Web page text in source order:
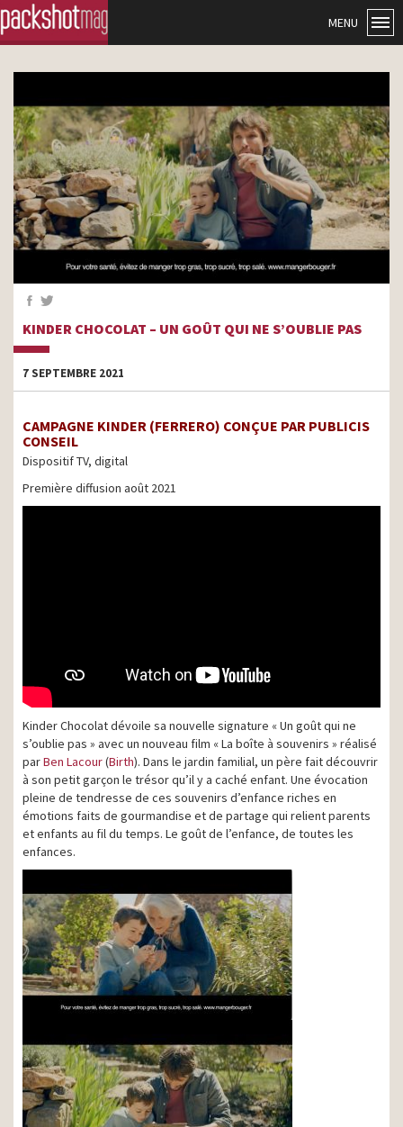
MENU
KINDER CHOCOLAT – UN GOÛT QUI NE S’OUBLIE PAS
7 SEPTEMBRE 2021
CAMPAGNE KINDER (FERRERO) CONÇUE PAR PUBLICIS
CONSEIL
Dispositif TV, digital
Première diffusion août 2021
Kinder Chocolat dévoile sa nouvelle signature « Un goût qui ne
s’oublie pas » avec un nouveau film « La boîte à souvenirs » réalisé
parBen Lacour(Birth). Dans le jardin familial, un père fait découvrir
à son petit garçon le trésor qu’il y a caché enfant. Une évocation
pleine de tendresse de ces souvenirs d’enfance riches en
émotions faits de gourmandise et de partage qui relient parents
et enfants au fil du temps. Le goût de l’enfance, de toutes les
enfances.